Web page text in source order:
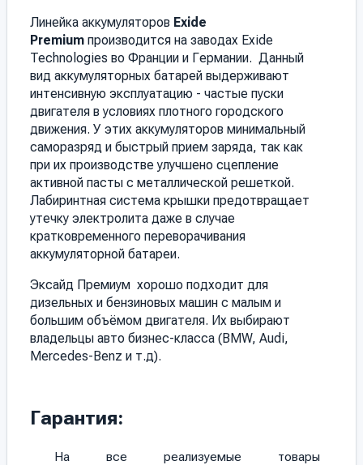
Линейка аккумуляторов Exide
Premium производится на заводах Exide
Technologies во Франции и Германии. Данный
вид аккумуляторных батарей выдерживают
интенсивную эксплуатацию - частые пуски
двигателя в условиях плотного городского
движения. У этих аккумуляторов минимальный
саморазряд и быстрый прием заряда, так как
при их производстве улучшено сцепление
активной пасты с металлической решеткой.
Лабиринтная система крышки предотвращает
утечку электролита даже в случае
кратковременного переворачивания
аккумуляторной батареи.
Эксайд Премиум хорошо подходит для
дизельных и бензиновых машин с малым и
большим объёмом двигателя. Их выбирают
владельцы авто бизнес-класса (BMW, Audi,
Mercedes-Benz и т.д).
Гарантия:
На все реализуемые товары